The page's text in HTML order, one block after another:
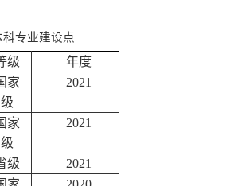
专业建设点
级
年度
家
级
2021
家
级
2021
级
2021